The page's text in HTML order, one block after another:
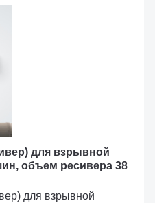
для взрывной
объем ресивера 38
для взрывной